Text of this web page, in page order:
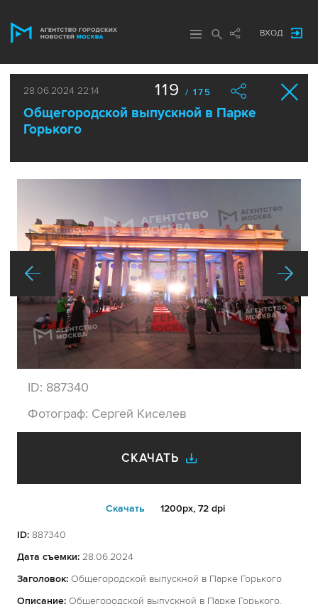
ВХОД
28.06.2024 22:14
Общегородской выпускной в Парке
Горького
119 / 175
ID: 887340
Фотограф: Сергей Киселев
СКАЧАТЬ
Cкачать 1200px, 72 dpi
ID: 887340
Дата съемки: 28.06.2024
Заголовок: Общегородской выпускной в Парке Горького
Описание: Общегородской выпускной в Парке Горького.